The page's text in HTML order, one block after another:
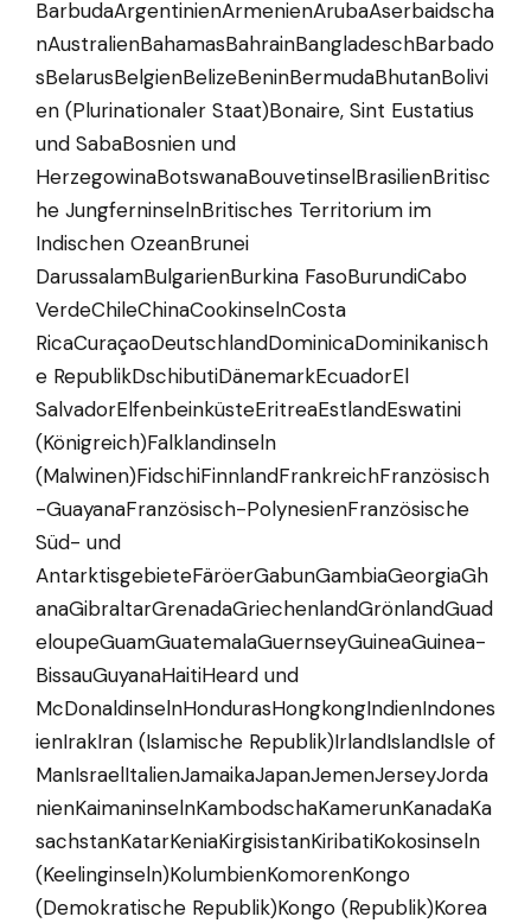
BarbudaArgentinienArmenienArubaAserbaidscha
nAustralienBahamasBahrainBangladeschBarbado
sBelarusBelgienBelizeBeninBermudaBhutanBolivi
en (Plurinationaler Staat)Bonaire, Sint Eustatius
und SabaBosnien und
HerzegowinaBotswanaBouvetinselBrasilienBritisc
he JungferninselnBritisches Territorium im
Indischen OzeanBrunei
DarussalamBulgarienBurkina FasoBurundiCabo
VerdeChileChinaCookinselnCosta
RicaCuraçaoDeutschlandDominicaDominikanisch
e RepublikDschibutiDänemarkEcuadorEl
SalvadorElfenbeinküsteEritreaEstlandEswatini
(Königreich)Falklandinseln
(Malwinen)FidschiFinnlandFrankreichFranzösisch
-GuayanaFranzösisch-PolynesienFranzösische
Süd- und
AntarktisgebieteFäröerGabunGambiaGeorgiaGh
anaGibraltarGrenadaGriechenlandGrönlandGuad
eloupeGuamGuatemalaGuernseyGuineaGuinea-
BissauGuyanaHaitiHeard und
McDonaldinselnHondurasHongkongIndienIndones
ienIrakIran (Islamische Republik)IrlandIslandIsle of
ManIsraelItalienJamaikaJapanJemenJerseyJorda
nienKaimaninselnKambodschaKamerunKanadaKa
sachstanKatarKeniaKirgisistanKiribatiKokosinseln
(Keelinginseln)KolumbienKomorenKongo
(Demokratische Republik)Kongo (Republik)Korea